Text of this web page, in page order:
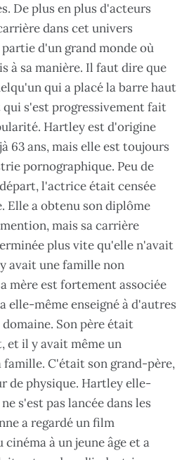
De plus en plus d'acteurs
dans cet univers
d'un grand monde où
à sa manière. Il faut dire que
qui a placé la barre haut
s'est progressivement fait
Hartley est d'origine
63 ans, mais elle est toujours
pornographique. Peu de
l'actrice était censée
Elle a obtenu son diplôme
mais sa carrière
plus vite qu'elle n'avait
avait une famille non
mère est fortement associée
elle-même enseigné à d'autres
Son père était
et il y avait même un
famille. C'était son grand-père,
de physique. Hartley elle-
s'est pas lancée dans les
a regardé un film
à un jeune âge et a